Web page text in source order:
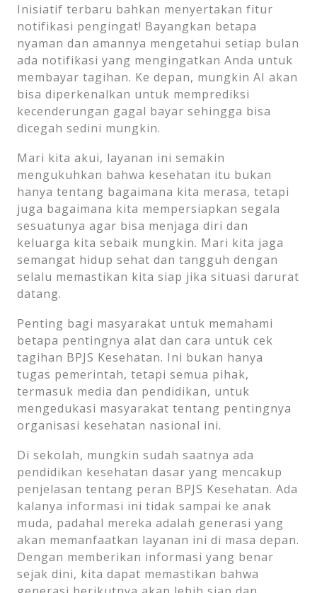
Inisiatif terbaru bahkan menyertakan fitur
notifikasi pengingat! Bayangkan betapa
nyaman dan amannya mengetahui setiap bulan
ada notifikasi yang mengingatkan Anda untuk
membayar tagihan. Ke depan, mungkin AI akan
bisa diperkenalkan untuk memprediksi
kecenderungan gagal bayar sehingga bisa
dicegah sedini mungkin.
Mari kita akui, layanan ini semakin
mengukuhkan bahwa kesehatan itu bukan
hanya tentang bagaimana kita merasa, tetapi
juga bagaimana kita mempersiapkan segala
sesuatunya agar bisa menjaga diri dan
keluarga kita sebaik mungkin. Mari kita jaga
semangat hidup sehat dan tangguh dengan
selalu memastikan kita siap jika situasi darurat
datang.
Penting bagi masyarakat untuk memahami
betapa pentingnya alat dan cara untuk cek
tagihan BPJS Kesehatan. Ini bukan hanya
tugas pemerintah, tetapi semua pihak,
termasuk media dan pendidikan, untuk
mengedukasi masyarakat tentang pentingnya
organisasi kesehatan nasional ini.
Di sekolah, mungkin sudah saatnya ada
pendidikan kesehatan dasar yang mencakup
penjelasan tentang peran BPJS Kesehatan. Ada
kalanya informasi ini tidak sampai ke anak
muda, padahal mereka adalah generasi yang
akan memanfaatkan layanan ini di masa depan.
Dengan memberikan informasi yang benar
sejak dini, kita dapat memastikan bahwa